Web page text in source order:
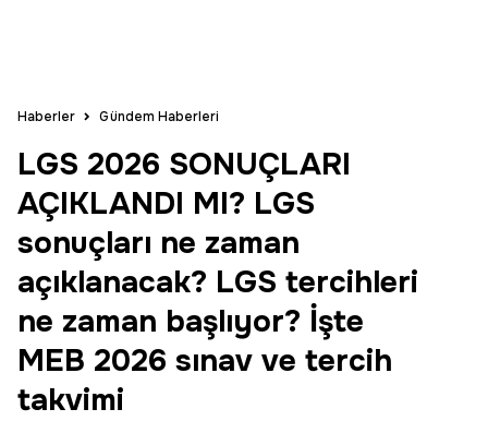
Haberler Gündem Haberleri
LGS 2026 SONUÇLARI
AÇIKLANDI MI? LGS
sonuçları ne zaman
açıklanacak? LGS tercihleri
ne zaman başlıyor? İşte
MEB 2026 sınav ve tercih
takvimi